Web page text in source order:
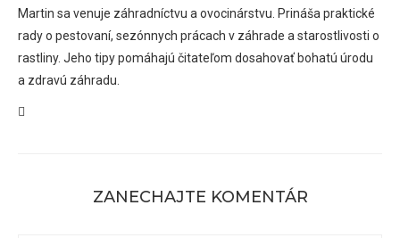
Martin sa venuje záhradníctvu a ovocinárstvu. Prináša praktické
rady o pestovaní, sezónnych prácach v záhrade a starostlivosti o
rastliny. Jeho tipy pomáhajú čitateľom dosahovať bohatú úrodu
a zdravú záhradu.
ZANECHAJTE KOMENTÁR